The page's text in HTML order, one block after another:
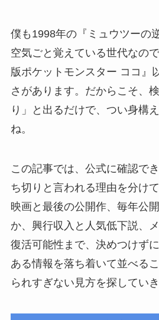
僕も1998年の『ミュウツーの
空気ごと覚えている世代なの
版ポケットモンスター ココ』
さがあります。だからこそ、
り」と出るだけで、つい身構
ね。
この記事では、公式に確認で
ち切りと言われる理由を分け
映画と最後の公開作、毎年公
か、興行収入と人気低下説、
復活可能性まで、決めつけず
ある情報を落ち着いて並べる
られすぎない見方を探していき